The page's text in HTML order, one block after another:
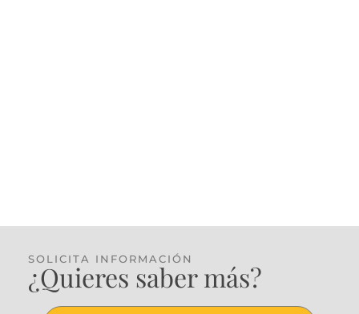
SOLICITA INFORMACIÓN
¿Quieres saber más?